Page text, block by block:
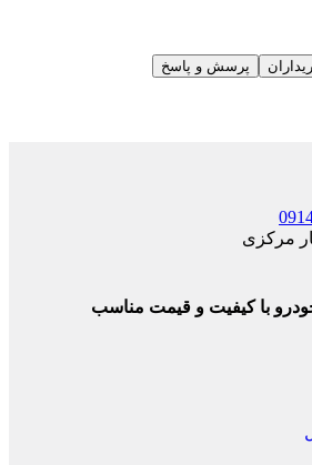
پرسش و پاسخ
مرکزی
با کیفیت و قیمت مناسب